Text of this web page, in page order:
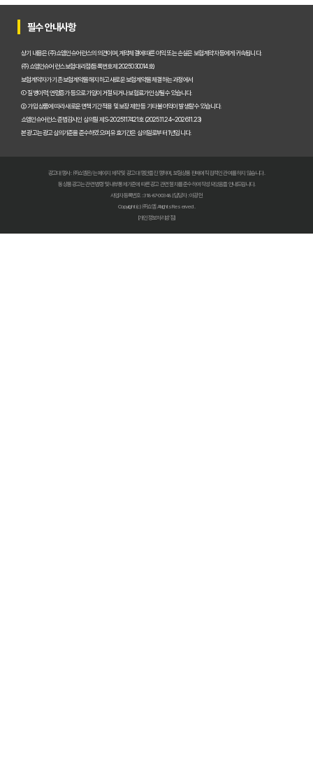
펫보험비교사이트, 평점만 보고 고르면 후회? 진짜 중요한 차이점은?
펫보험비교사이트, A사와 B사 어디가 더 유리할까?
펫보험비교사이트 이용 전 필수! 놓치면 후회할 3가지 체크리스트
펫보험비교사이트, 내 반려동물에게 꼭 맞는 선택 기준은?
펫보험비교사이트 현명하게 고르는 법: 보장 범위별 주요 서비스 비교 분석
숨은 혜택까지 찾는 펫보험비교사이트 100% 활용 노하우 대공개
필수 안내사항
상기 내용은 (주)쇼엠인슈어런스의 의견이며, 계약체결에 따른 이익 또는 손실은 보험계약자 등에게 귀속됩니다.
(주)쇼엠인슈어런스 보험대리점(등록번호 제2025030014호)
보험계약자가 기존 보험계약을 해지하고 새로운 보험계약을 체결하는 과정에서
① 질병이력, 연령증가 등으로 가입이 거절되거나 보험료가 인상될 수 있습니다.
② 가입 상품에 따라 새로운 면책기간 적용 및 보장 제한 등 기타 불이익이 발생할 수 있습니다.
쇼엠인슈어런스 준법감시인 심의필 제S-2025117421호 (2025.11.24~2026.11.23)
본 광고는 광고심의기준을 준수하였으며, 유효기간은 심의일로부터 1년입니다.
광고대행사 : ㈜쇼엠은/는 페이지 제작 및 광고 대행만을 진행하며, 보험상품 판매에 직접적인 관여를 하지 않습니다.
동 상품광고는 관련 법령 및 내부통제기준에 따른 광고 관련 절차를 준수하여 작성되었음을 안내드립니다.
사업자등록번호 : 318-87-00348 | 담당자 : 이광헌
Copyright (c) ㈜쇼엠 All rights Reserved.
[개인정보처리방침]